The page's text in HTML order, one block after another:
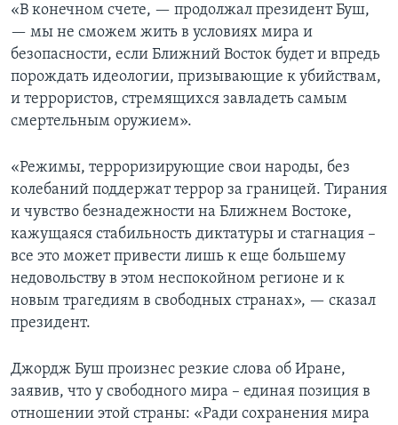
Языки
«В конечном счете, — продолжал президент Буш,
— мы не сможем жить в условиях мира и
безопасности, если Ближний Восток будет и впредь
порождать идеологии, призывающие к убийствам,
и террористов, стремящихся завладеть самым
смертельным оружием».
«Режимы, терроризирующие свои народы, без
колебаний поддержат террор за границей. Тирания
и чувство безнадежности на Ближнем Востоке,
кажущаяся стабильность диктатуры и стагнация –
все это может привести лишь к еще большему
недовольству в этом неспокойном регионе и к
новым трагедиям в свободных странах», — сказал
президент.
Джордж Буш произнес резкие слова об Иране,
заявив, что у свободного мира – единая позиция в
отношении этой страны: «Ради сохранения мира